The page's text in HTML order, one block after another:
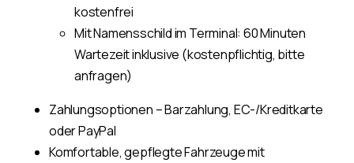
kostenfrei
Mit Namensschild im Terminal: 60 Minuten
Wartezeit inklusive (kostenpflichtig, bitte
anfragen)
Zahlungsoptionen – Barzahlung, EC-/Kreditkarte
oder PayPal
Komfortable, gepflegte Fahrzeuge mit